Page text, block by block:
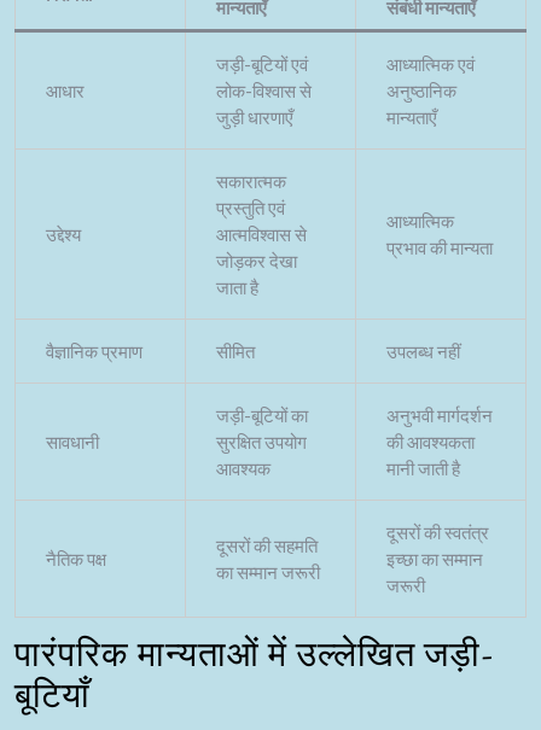
मान्यताएँ
संबंधी मान्यताएँ
आधार
जड़ी-बूटियों एवं
लोक-विश्वास से
जुड़ी धारणाएँ
आध्यात्मिक एवं
अनुष्ठानिक
मान्यताएँ
उद्देश्य
सकारात्मक
प्रस्तुति एवं
आत्मविश्वास से
जोड़कर देखा
जाता है
आध्यात्मिक
प्रभाव की मान्यता
वैज्ञानिक प्रमाण सीमित उपलब्ध नहीं
सावधानी
जड़ी-बूटियों का
सुरक्षित उपयोग
आवश्यक
अनुभवी मार्गदर्शन
की आवश्यकता
मानी जाती है
नैतिक पक्ष
दूसरों की सहमति
का सम्मान जरूरी
दूसरों की स्वतंत्र
इच्छा का सम्मान
जरूरी
पारंपरिक मान्यताओं में उल्लेखित जड़ी-
बूटियाँ